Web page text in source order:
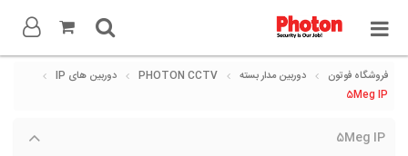
فروشگاه فوتون دوربین مدار بسته PHOTON CCTV
دوربین های IP
5Meg IP
5Meg IP